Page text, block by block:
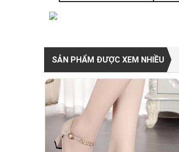
SẢN PHẨM ĐƯỢC XEM NHIỀU